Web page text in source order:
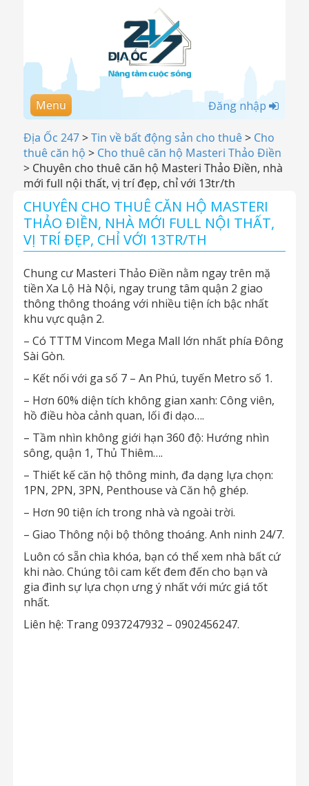
Menu Đăng nhập
Địa Ốc 247>Tin về bất động sản cho thuê> Cho
thuê căn hộ > Cho thuê căn hộ Masteri Thảo Điền
> Chuyên cho thuê căn hộ Masteri Thảo Điền, nhà
mới full nội thất, vị trí đẹp, chỉ với 13tr/th
CHUYÊN CHO THUÊ CĂN HỘ MASTERI
THẢO ĐIỀN, NHÀ MỚI FULL NỘI THẤT,
VỊ TRÍ ĐẸP, CHỈ VỚI 13TR/TH
Chung cư Masteri Thảo Điền nằm ngay trên mặ
tiền Xa Lộ Hà Nội, ngay trung tâm quận 2 giao
thông thông thoáng với nhiều tiện ích bậc nhất
khu vực quận 2.
– Có TTTM Vincom Mega Mall lớn nhất phía Đông
Sài Gòn.
– Kết nối với ga số 7 – An Phú, tuyến Metro số 1.
– Hơn 60% diện tích không gian xanh: Công viên,
hồ điều hòa cảnh quan, lối đi dạo….
– Tầm nhìn không giới hạn 360 độ: Hướng nhìn
sông, quận 1, Thủ Thiêm….
– Thiết kế căn hộ thông minh, đa dạng lựa chọn:
1PN, 2PN, 3PN, Penthouse và Căn hộ ghép.
– Hơn 90 tiện ích trong nhà và ngoài trời.
– Giao Thông nội bộ thông thoáng. Anh ninh 24/7.
Luôn có sẵn chìa khóa, bạn có thể xem nhà bất cứ
khi nào. Chúng tôi cam kết đem đến cho bạn và
gia đình sự lựa chọn ưng ý nhất với mức giá tốt
nhất.
Liên hệ: Trang 0937247932 – 0902456247.